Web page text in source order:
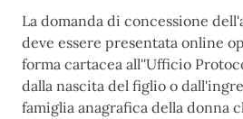
La domanda di concessione
deve essere presentata online
forma cartacea all''Ufficio
dalla nascita del figlio o
famiglia anagrafica della donna